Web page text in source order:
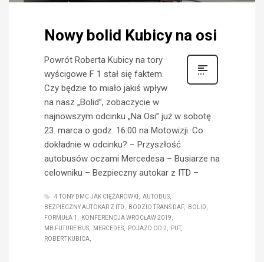
Nowy bolid Kubicy na osi
Powrót Roberta Kubicy na tory
wyścigowe F 1 stał się faktem.
Czy będzie to miało jakiś wpływ
na nasz „Bolid”, zobaczycie w
najnowszym odcinku „Na Osi” już w sobotę
23. marca o godz. 16:00 na Motowizji. Co
dokładnie w odcinku? – Przyszłość
autobusów oczami Mercedesa – Busiarze na
celowniku – Bezpieczny autokar z ITD –
4 TONY DMC JAK CIĘŻARÓWKI
AUTOBUS
BEZPIECZNY AUTOKAR Z ITD
BODZIO TRANS DAF
BOLID
FORMUŁA 1
KONFERENCJA WROCŁAW 2019
MB FUTURE BUS
MERCEDES POJAZD OD 2
PUT
ROBERT KUBICA